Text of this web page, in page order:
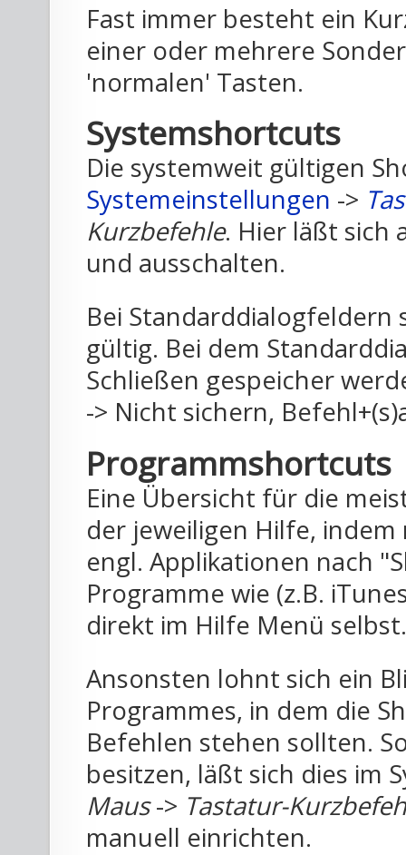
Fast immer besteht ein
einer oder mehrere
'normalen' Tasten.
Systemshortcuts
Die systemweit gültigen
Systemeinstellungen ->
Kurzbefehle. Hier läßt sich
und ausschalten.
Bei Standarddialogfeldern
gültig. Bei dem
Schließen gespeicher
-> Nicht sichern,
Programmshortcuts
Eine Übersicht für die
der jeweiligen Hilfe,
engl. Applikationen nach
Programme wie (z.B.
direkt im Hilfe Menü selbst.
Ansonsten lohnt sich ein
Programmes, in dem die
Befehlen stehen sollten.
besitzen, läßt sich dies im
Maus-> Tastatur-
manuell einrichten.